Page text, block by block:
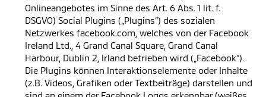
Onlineangebotes im Sinne des Art. 6 Abs. 1 lit. f.
DSGVO) Social Plugins („Plugins“) des sozialen
Netzwerkes facebook.com, welches von der Facebook
Ireland Ltd., 4 Grand Canal Square, Grand Canal
Harbour, Dublin 2, Irland betrieben wird („Facebook“).
Die Plugins können Interaktionselemente oder Inhalte
(z.B. Videos, Grafiken oder Textbeiträge) darstellen und